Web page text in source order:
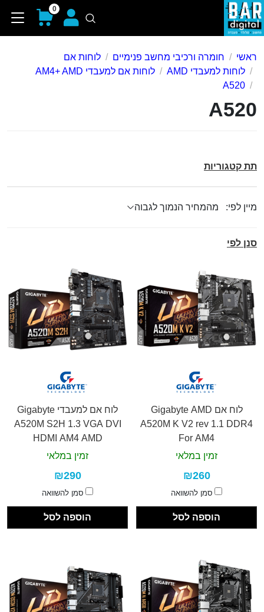
0
ראשי חומרה ורכיבי מחשב פנימיים
לוחות אם
לוחות למעבדי AMD
לוחות אם למעבדי AM4+ AMD
A520
A520
תת קטגוריות
מיין לפי:
סנן לפי
לוח אם Gigabyte AMD
A520M K V2 rev 1.1 DDR4
For AM4
זמין במלאי
₪260
סמן להשוואה
הוספה לסל
לוח אם למעבדי Gigabyte
A520M S2H 1.3 VGA DVI
HDMI AM4 AMD
זמין במלאי
₪290
סמן להשוואה
הוספה לסל